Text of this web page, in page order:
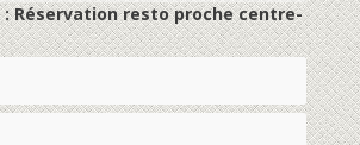
Réservation resto proche centre-